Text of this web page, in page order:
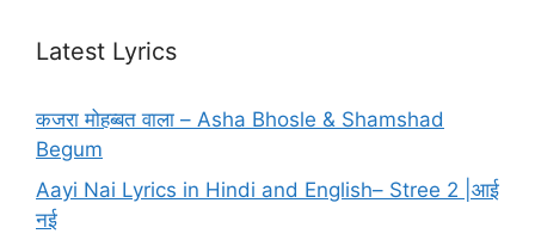
Latest Lyrics
कजरा मोहब्बत वाला – Asha Bhosle & Shamshad
Begum
Aayi Nai Lyrics in Hindi and English– Stree 2 |आई
नई